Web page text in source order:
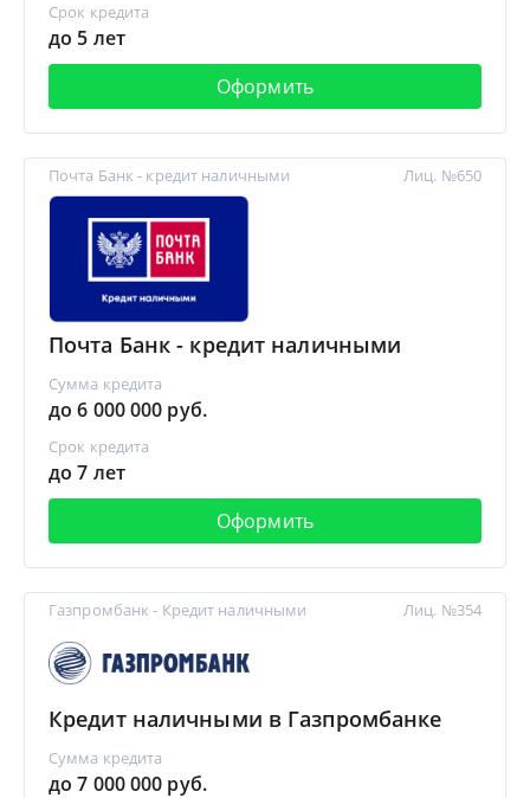
Срок кредита
до 5 лет
Оформить
Почта Банк - кредит наличными
Почта Банк - кредит наличными
Сумма кредита
до 6 000 000 руб.
Срок кредита
до 7 лет
Оформить
Лиц. №650
Газпромбанк - Кредит наличными
Кредит наличными в Газпромбанке
Сумма кредита
до 7 000 000 руб.
Лиц. №354